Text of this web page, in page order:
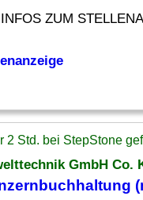
ZUM
2 Std. bei StepStone
GmbH Co.